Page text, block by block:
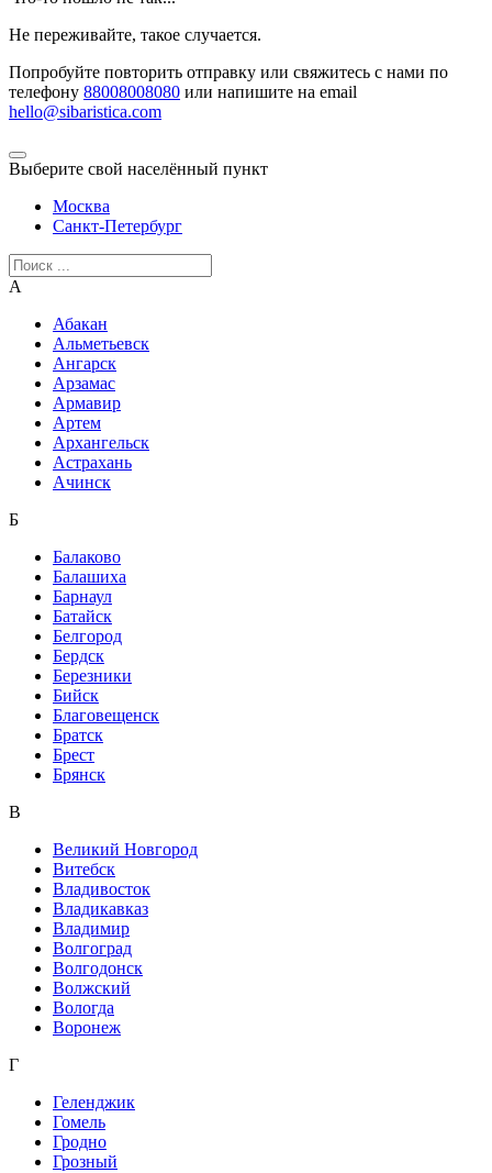
Не переживайте, такое случается.
Попробуйте повторить отправку или свяжитесь с нами по
телефону 88008008080 или напишите на email
hello@sibaristica.com
Выберите свой населённый пункт
Москва
Санкт-Петербург
А
Абакан
Альметьевск
Ангарск
Арзамас
Армавир
Артем
Архангельск
Астрахань
Ачинск
Б
Балаково
Балашиха
Барнаул
Батайск
Белгород
Бердск
Березники
Бийск
Благовещенск
Братск
Брест
Брянск
В
Великий Новгород
Витебск
Владивосток
Владикавказ
Владимир
Волгоград
Волгодонск
Волжский
Вологда
Воронеж
Г
Геленджик
Гомель
Гродно
Грозный